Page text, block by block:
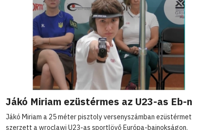
Jákó Miriam ezüstérmes az U23-as Eb-n
Jákó Miriam a 25 méter pisztoly versenyszámban ezüstérmet
szerzett a wroclawi U23-as sportlövő Európa-bajnokságon.